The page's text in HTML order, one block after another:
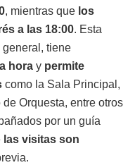
, mientras que los
a las 18:00. Esta
tiene
hora y permite
como la Sala Principal,
Orquesta, entre otros
por un guía
las visitas son